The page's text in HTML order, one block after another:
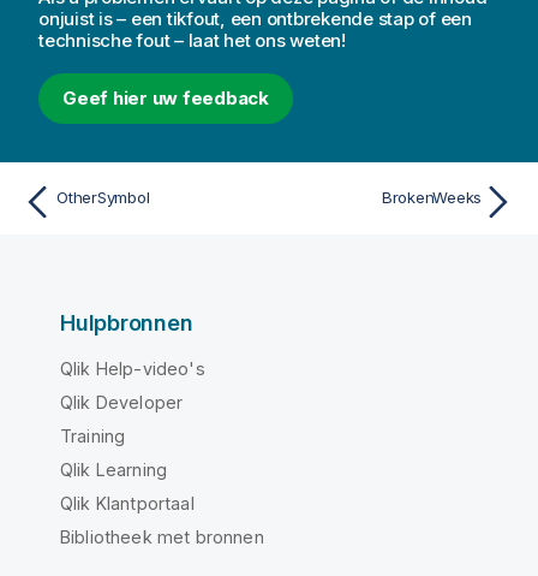
onjuist is – een tikfout, een ontbrekende stap of een
technische fout – laat het ons weten!
Geef hier uw feedback
OtherSymbol BrokenWeeks
Hulpbronnen
Qlik Help-video's
Qlik Developer
Training
Qlik Learning
Qlik Klantportaal
Bibliotheek met bronnen